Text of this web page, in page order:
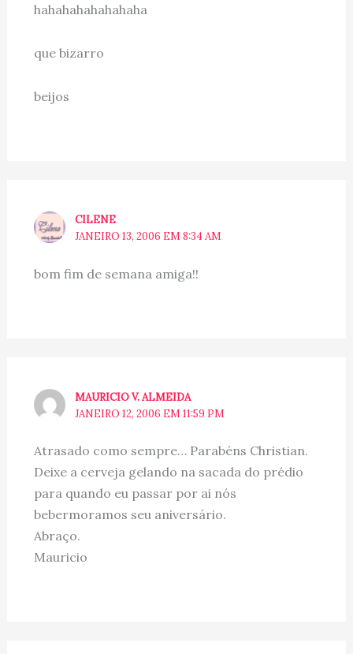
hahahahahahahaha
que bizarro
beijos
CILENE
JANEIRO 13, 2006 EM 8:34 AM
bom fim de semana amiga!!
MAURICIO V. ALMEIDA
JANEIRO 12, 2006 EM 11:59 PM
Atrasado como sempre… Parabéns Christian.
Deixe a cerveja gelando na sacada do prédio
para quando eu passar por ai nós
bebermoramos seu aniversário.
Abraço.
Mauricio